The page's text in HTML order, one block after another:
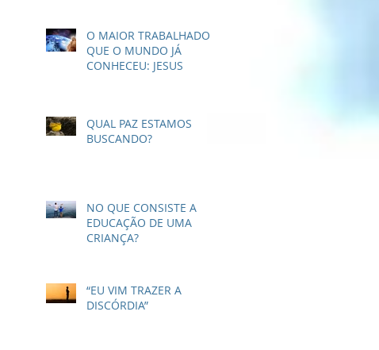
O MAIOR TRABALHADOR
QUE O MUNDO JÁ
CONHECEU: JESUS
QUAL PAZ ESTAMOS
BUSCANDO?
NO QUE CONSISTE A
EDUCAÇÃO DE UMA
CRIANÇA?
“EU VIM TRAZER A
DISCÓRDIA”